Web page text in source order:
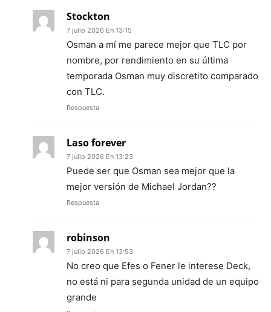
Stockton
7 julio 2026 En 13:15
Osman a mí me parece mejor que TLC por
nombre, por rendimiento en su última
temporada Osman muy discretito comparado
con TLC.
Respuesta
Laso forever
7 julio 2026 En 13:23
Puede ser que Osman sea mejor que la
mejor versión de Michael Jordan??
Respuesta
robinson
7 julio 2026 En 13:53
No creo que Efes o Fener le interese Deck,
no está ni para segunda unidad de un equipo
grande